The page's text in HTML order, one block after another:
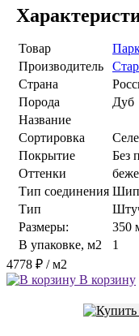
Товар
Производитель
Страна
Порода
Дуб
Название
Сортировка
Покрытие
Без
Оттенки
Тип соединения
Тип
Размеры:
350
В упаковке, м2
1
4778 ₽ / м2
В корзину